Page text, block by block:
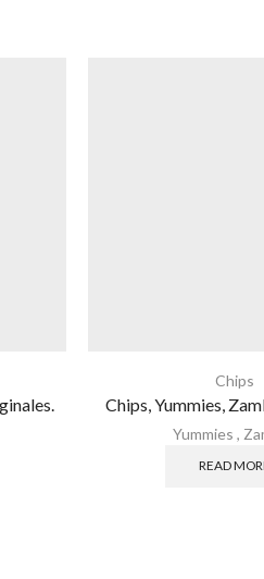
Chips
Chips, Yummies,
Yummies ,
READ